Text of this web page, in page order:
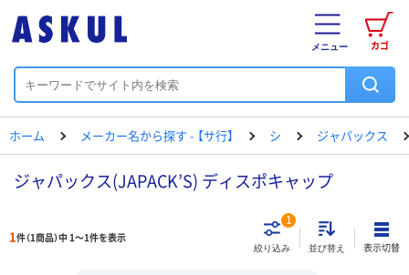
カゴ
メニュー
ホーム メーカー名から探す - 【サ行】 シ ジャパックス
ジャパックス(JAPACK’S) ディスポキャップ
1件（1商品）中 1～1件を表示
絞り込み
1
並び替え 表示切替